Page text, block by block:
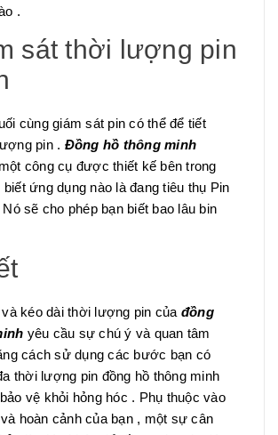
.
sát thời lượng pin
cùng giám sát pin có thể để tiết
pin . Đồng hồ thông minh
công cụ được thiết kế bên trong
biết ứng dụng nào là đang tiêu thụ Pin
sẽ cho phép bạn biết bao lâu bin
kéo dài thời lượng pin của đồng
yêu cầu sự chú ý và quan tâm
cách sử dụng các bước bạn có
thời lượng pin đồng hồ thông minh
vệ khỏi hỏng hóc . Phụ thuộc vào
hoàn cảnh của bạn , một sự cân